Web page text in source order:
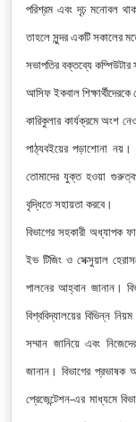
পরিশ্রম এবং দৃঢ় মনোবল
তাহলে সুন্দর একটি সকালের
সভাপতির বক্তব্যে কম্পিউটার
আসিফ ইকবাল
কারিকুলার কার্যক্রমে অংশ
পাঠ্যবইয়ের পড়াশোনা নয়।
তোমাদের যুক্ত হওয়া
বৃদ্ধিতে সহায়তা করবে।
বিভাগের সহকারী অধ্যাপক
ইভ টিজিং ও সেক্সুয়াল
পালনের আহ্বান জানান।
বিশ্ববিদ্যালয়ের বিভিন্ন
সম্মান জানিয়ে এবং
জানান। বিভাগের প্রভাষক
প্রেজেন্টেশন-এর মাধ্যমে